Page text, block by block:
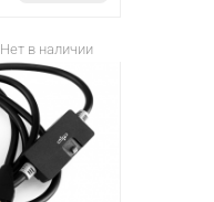
Нет в наличии